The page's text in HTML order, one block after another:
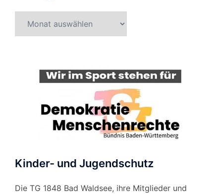
nach
Kinder- und Jugendschutz
Die TG 1848 Bad Waldsee, ihre Mitglieder und